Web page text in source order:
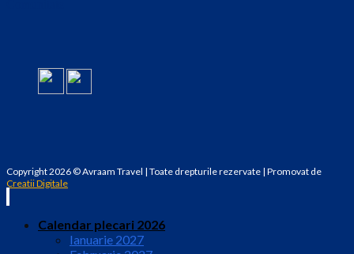
Copyright 2026 © Avraam Travel | Toate drepturile rezervate | Promovat de
Creatii Digitale
Calendar plecari 2026
Ianuarie 2027